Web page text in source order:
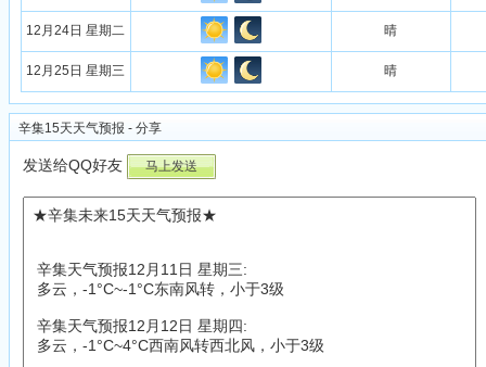
12月24日 星期二 晴
12月25日 星期三 晴
辛集15天天气预报 - 分享
发送给QQ好友